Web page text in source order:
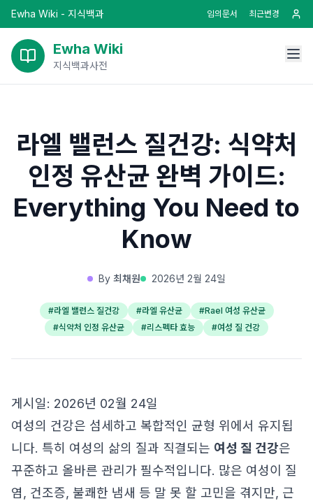
Ewha Wiki - 지식백과 임의문서 최근변경
Ewha Wiki
지식백과사전
라엘 밸런스 질건강: 식약처
인정 유산균 완벽 가이드:
Everything You Need to
Know
By 최채원 2026년 2월 24일
#라엘 밸런스 질건강 #라엘 유산균 #Rael 여성 유산균
#식약처 인정 유산균 #리스펙타 효능 #여성 질 건강
게시일: 2026년 02월 24일
여성의 건강은 섬세하고 복합적인 균형 위에서 유지됩
니다. 특히 여성의 삶의 질과 직결되는 여성 질 건강은
꾸준하고 올바른 관리가 필수적입니다. 많은 여성이 질
염, 건조증, 불쾌한 냄새 등 말 못 할 고민을 겪지만, 근